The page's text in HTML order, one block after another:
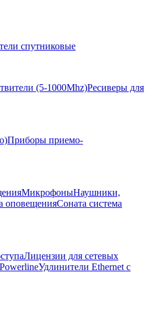
спутниковые
(5-1000Mhz)Ресиверы для
Приборы приемо-
МикрофоныНаушники,
оповещенияСоната система
Лицензии для сетевых
Удлинители Ethernet с